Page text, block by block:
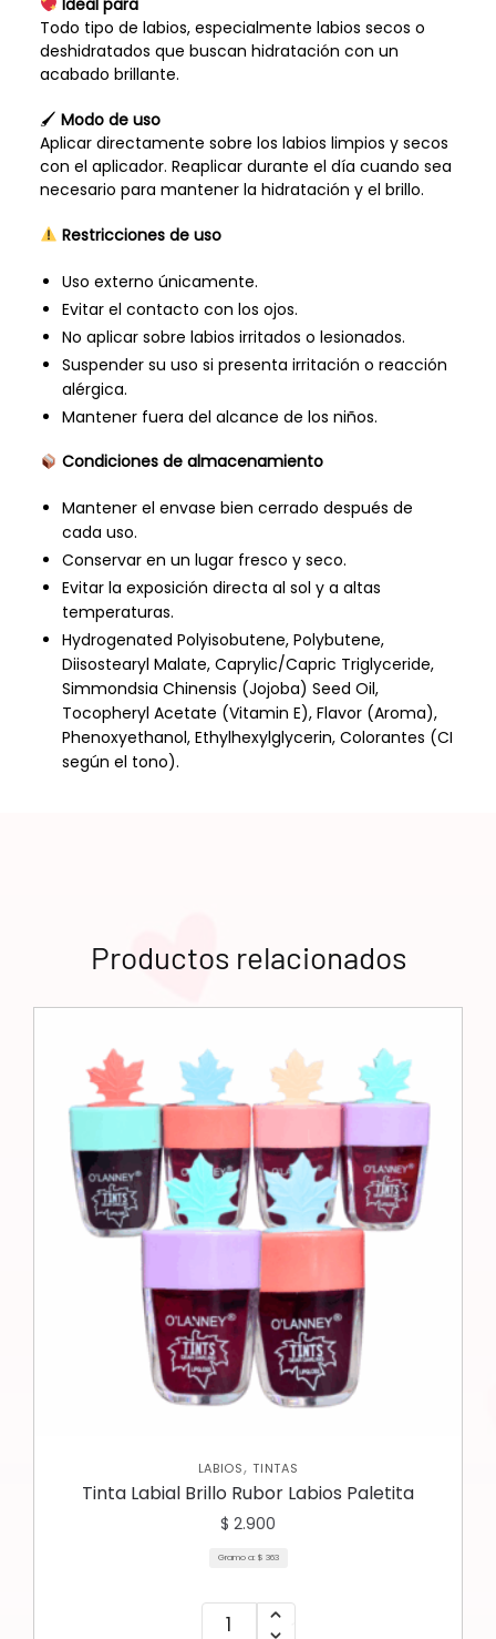
Ideal para
Todo tipo de labios, especialmente labios secos o
deshidratados que buscan hidratación con un
acabado brillante.
🖌 Modo de uso
Aplicar directamente sobre los labios limpios y secos
con el aplicador. Reaplicar durante el día cuando sea
necesario para mantener la hidratación y el brillo.
Restricciones de uso
Uso externo únicamente.
Evitar el contacto con los ojos.
No aplicar sobre labios irritados o lesionados.
Suspender su uso si presenta irritación o reacción
alérgica.
Mantener fuera del alcance de los niños.
Condiciones de almacenamiento
Mantener el envase bien cerrado después de
cada uso.
Conservar en un lugar fresco y seco.
Evitar la exposición directa al sol y a altas
temperaturas.
Hydrogenated Polyisobutene, Polybutene,
Diisostearyl Malate, Caprylic/Capric Triglyceride,
Simmondsia Chinensis (Jojoba) Seed Oil,
Tocopheryl Acetate (Vitamin E), Flavor (Aroma),
Phenoxyethanol, Ethylhexylglycerin, Colorantes (CI
según el tono).
Productos relacionados
LABIOS,TINTAS
Tinta Labial Brillo Rubor Labios Paletita
$ 2.900
Gramo a: $ 363